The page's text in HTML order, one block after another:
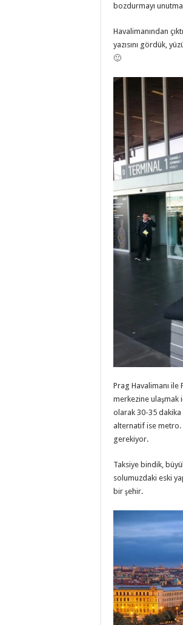
bozdurmayı
Havalimanından
yazısını gördük,
🙂
Prag Havalimanı ile
merkezine ulaşmak
olarak 30-35
alternatif ise metro.
gerekiyor.
Taksiye bindik,
solumuzdaki eski
bir şehir.